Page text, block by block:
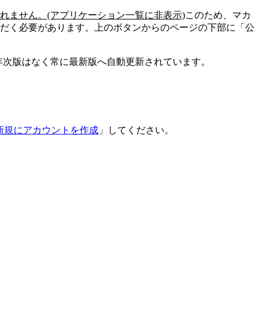
ません。(アプリケーション一覧に非表示)このため、マカ
く必要があります。上のボタンからのページの下部に「公
版はなく常に最新版へ自動更新されています。
規にアカウントを作成 」してください。